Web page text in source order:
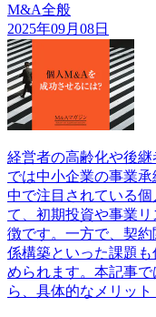
M&A全般
2025年09月08日
経営者の高齢化や後
では中小企業の事業
中で注目されている
て、初期投資や事業
徴です。一方で、契
係構築といった課題
められます。本記事
ら、具体的なメリット